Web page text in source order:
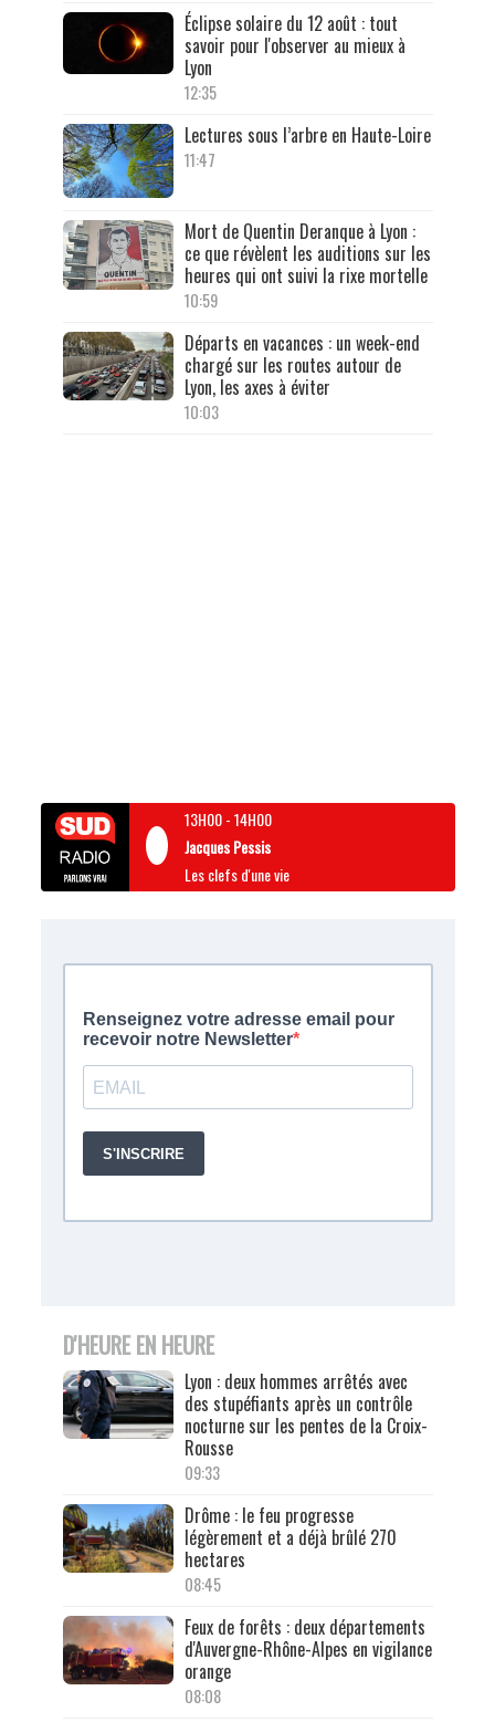
Éclipse solaire du 12 août : tout
savoir pour l'observer au mieux à
Lyon
12:35
Lectures sous l’arbre en Haute-Loire
11:47
Mort de Quentin Deranque à Lyon :
ce que révèlent les auditions sur les
heures qui ont suivi la rixe mortelle
10:59
Départs en vacances : un week-end
chargé sur les routes autour de
Lyon, les axes à éviter
10:03
13H00-14H00
Jacques Pessis
Les clefs d'une vie
D'HEURE EN HEURE
Lyon : deux hommes arrêtés avec
des stupéfiants après un contrôle
nocturne sur les pentes de la Croix-
Rousse
09:33
Drôme : le feu progresse
légèrement et a déjà brûlé 270
hectares
08:45
Feux de forêts : deux départements
d'Auvergne-Rhône-Alpes en vigilance
orange
08:08